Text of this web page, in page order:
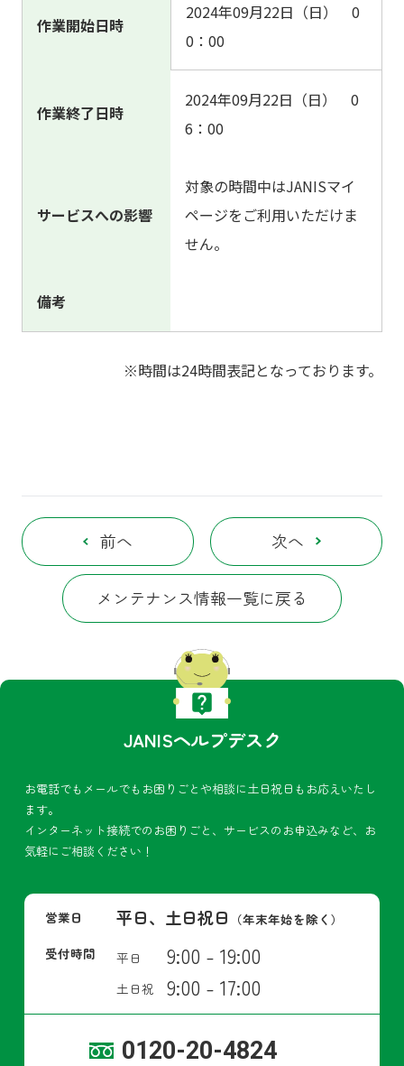
作業開始日時
2024年09月22日（日） 0
0：00
作業終了日時
2024年09月22日（日） 0
6：00
サービスへの影響
対象の時間中はJANISマイ
ページをご利用いただけま
せん。
備考
※時間は24時間表記となっております。
前へ
メンテナンス情報一覧に戻る
次へ
JANISヘルプデスク
お電話でもメールでもお困りごとや相談に土日祝日もお応えいたし
ます。
インターネット接続でのお困りごと、サービスのお申込みなど、お
気軽にご相談ください！
営業日 平日、土日祝日 （年末年始を除く）
受付時間
平日 9:00 - 19:00
土日祝 9:00 - 17:00
0120-20-4824